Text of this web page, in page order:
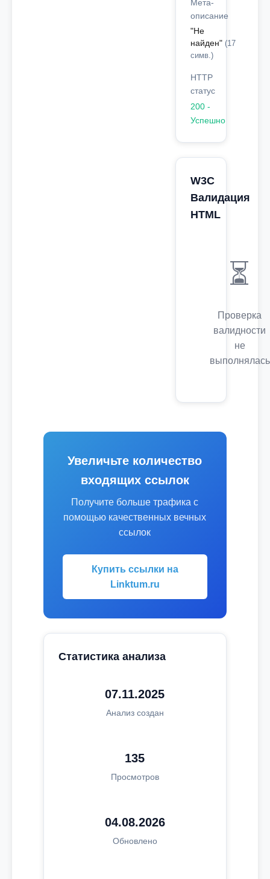
Мета-
описание
"Не
найден" (17
симв.)
HTTP
статус
200 -
Успешно
W3C
Валидация
HTML
⏳
Проверка
валидности
не
выполнялась
Увеличьте количество
входящих ссылок
Получите больше трафика с
помощью качественных вечных
ссылок
Купить ссылки на
Linktum.ru
Статистика анализа
07.11.2025
Анализ создан
135
Просмотров
04.08.2026
Обновлено